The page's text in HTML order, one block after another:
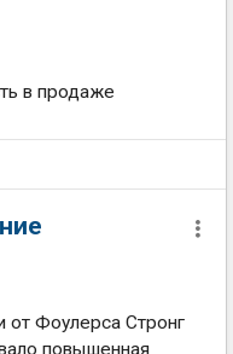
в продаже
от Фоулерса Стронг
повышенная